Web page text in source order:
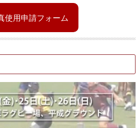
使用申請フォーム